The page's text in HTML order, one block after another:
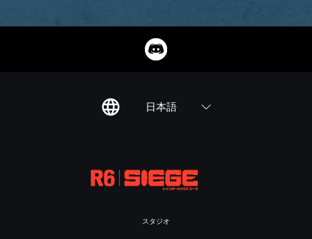
日本語
スタジオ